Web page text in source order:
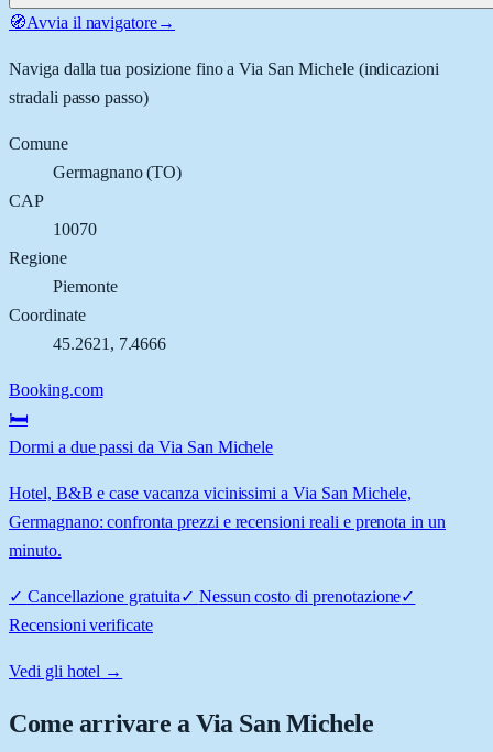
🧭Avvia il navigatore→
Naviga dalla tua posizione fino aVia San Michele(indicazioni
stradali passo passo)
Comune
Germagnano(TO)
CAP
10070
Regione
Piemonte
Coordinate
45.2621 , 7.4666
Booking.com
🛏️
Dormi a due passi da Via San Michele
Hotel, B&B e case vacanza vicinissimi a Via San Michele,
Germagnano: confronta prezzi e recensioni reali e prenota in un
minuto.
✓ Cancellazione gratuita✓ Nessun costo di prenotazione✓
Recensioni verificate
Vedi gli hotel →
Come arrivare aVia San Michele